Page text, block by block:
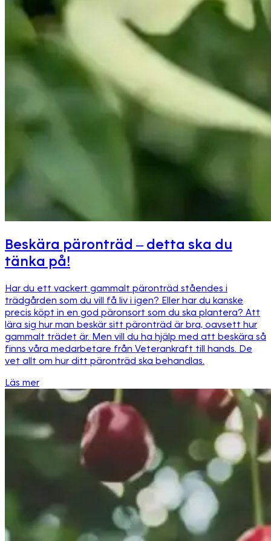
Beskära päronträd – detta ska du
tänka på!
Har du ett vackert gammalt päronträd ståendes i
trädgården som du vill få liv i igen? Eller har du kanske
precis köpt in en god päronsort som du ska plantera? Att
lära sig hur man beskär sitt päronträd är bra, oavsett hur
gammalt trädet är. Men vill du ha hjälp med att beskära så
finns våra medarbetare från Veterankraft till hands. De
vet allt om hur ditt päronträd ska behandlas.
Läs mer